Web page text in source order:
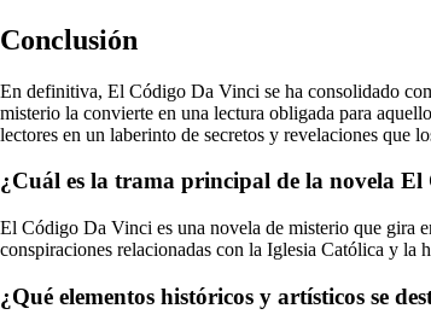
Conclusión
En definitiva, El Código Da Vinci se ha consolidado
misterio la convierte en una lectura obligada para
lectores en un laberinto de secretos y revelaciones que
¿Cuál es la trama principal de la novela
El Código Da Vinci es una novela de misterio que gira
conspiraciones relacionadas con la Iglesia Católica y la
¿Qué elementos históricos y artísticos se